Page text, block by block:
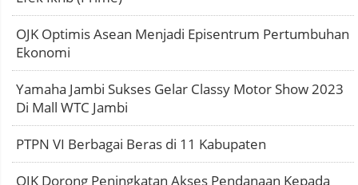
OJK Optimis Asean Menjadi Episentrum Pertumbuhan
Ekonomi
Yamaha Jambi Sukses Gelar Classy Motor Show 2023
Di Mall WTC Jambi
PTPN VI Berbagai Beras di 11 Kabupaten
OJK Dorong Peningkatan Akses Pendanaan Kepada